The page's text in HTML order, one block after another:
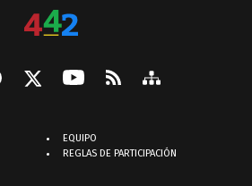
EQUIPO
REGLAS DE PARTICIPACIÓN